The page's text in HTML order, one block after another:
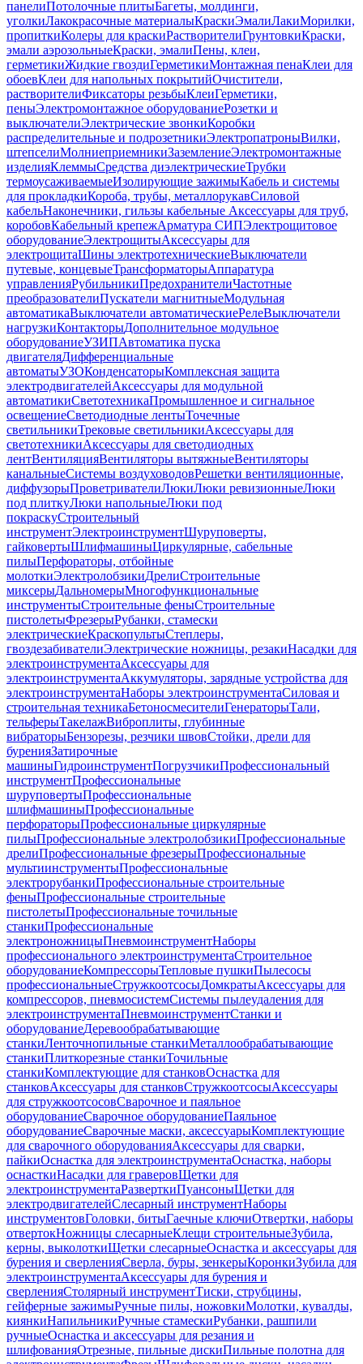
панелиПотолочные плитыБагеты, молдинги,
уголкиЛакокрасочные материалыКраскиЭмалиЛакиМорилки,
пропиткиКолеры для краскиРастворителиГрунтовкиКраски,
эмали аэрозольныеКраски, эмалиПены, клеи,
герметикиЖидкие гвоздиГерметикиМонтажная пенаКлеи для
обоевКлеи для напольных покрытийОчистители,
растворителиФиксаторы резьбыКлеиГерметики,
пеныЭлектромонтажное оборудованиеРозетки и
выключателиЭлектрические звонкиКоробки
распределительные и подрозетникиЭлектропатроныВилки,
штепселиМолниеприемникиЗаземлениеЭлектромонтажные
изделияКлеммыСредства диэлектрическиеТрубки
термоусаживаемыеИзолирующие зажимыКабель и системы
для прокладкиКороба, трубы, металлорукавСиловой
кабельНаконечники, гильзы кабельные Аксессуары для труб,
коробовКабельный крепежАрматура СИПЭлектрощитовое
оборудованиеЭлектрощитыАксессуары для
электрощитаШины электротехническиеВыключатели
путевые, концевыеТрансформаторыАппаратура
управленияРубильникиПредохранителиЧастотные
преобразователиПускатели магнитныеМодульная
автоматикаВыключатели автоматическиеРелеВыключатели
нагрузкиКонтакторыДополнительное модульное
оборудованиеУЗИПАвтоматика пуска
двигателяДифференциальные
автоматыУЗОКонденсаторыКомплексная защита
электродвигателейАксессуары для модульной
автоматикиСветотехникаПромышленное и сигнальное
освещениеСветодиодные лентыТочечные
светильникиТрековые светильникиАксессуары для
светотехникиАксессуары для светодиодных
лентВентиляцияВентиляторы вытяжныеВентиляторы
канальныеСистемы воздуховодовРешетки вентиляционные,
диффузорыПроветривателиЛюкиЛюки ревизионныеЛюки
под плиткуЛюки напольныеЛюки под
покраскуСтроительный
инструментЭлектроинструментШуруповерты,
гайковертыШлифмашиныЦиркулярные, сабельные
пилыПерфораторы, отбойные
молоткиЭлектролобзикиДрелиСтроительные
миксерыДальномерыМногофункциональные
инструментыСтроительные феныСтроительные
пистолетыФрезерыРубанки, стамески
электрическиеКраскопультыСтеплеры,
гвоздезабивателиЭлектрические ножницы, резакиНасадки для
электроинструментаАксессуары для
электроинструментаАккумуляторы, зарядные устройства для
электроинструментаНаборы электроинструментаСиловая и
строительная техникаБетоносмесителиГенераторыТали,
тельферыТакелажВиброплиты, глубинные
вибраторыБензорезы, резчики швовСтойки, дрели для
буренияЗатирочные
машиныГидроинструментПогрузчикиПрофессиональный
инструментПрофессиональные
шуруповертыПрофессиональные
шлифмашиныПрофессиональные
перфораторыПрофессиональные циркулярные
пилыПрофессиональные электролобзикиПрофессиональные
дрелиПрофессиональные фрезерыПрофессиональные
мультиинструментыПрофессиональные
электрорубанкиПрофессиональные строительные
феныПрофессиональные строительные
пистолетыПрофессиональные точильные
станкиПрофессиональные
электроножницыПневмоинструментНаборы
профессионального электроинструментаСтроительное
оборудованиеКомпрессорыТепловые пушкиПылесосы
профессиональныеСтружкоотсосыДомкратыАксессуары для
компрессоров, пневмосистемСистемы пылеудаления для
электроинструментаПневмоинструментСтанки и
оборудованиеДеревообрабатывающие
станкиЛенточнопильные станкиМеталлообрабатывающие
станкиПлиткорезные станкиТочильные
станкиКомплектующие для станковОснастка для
станковАксессуары для станковСтружкоотсосыАксессуары
для стружкоотсосовСварочное и паяльное
оборудованиеСварочное оборудованиеПаяльное
оборудованиеСварочные маски, аксессуарыКомплектующие
для сварочного оборудованияАксессуары для сварки,
пайкиОснастка для электроинструментаОснастка, наборы
оснасткиНасадки для граверовЩетки для
электроинструментаРазверткиПуансоныЩетки для
электродвигателейСлесарный инструментНаборы
инструментовГоловки, битыГаечные ключиОтвертки, наборы
отвертокНожницы слесарныеКлещи строительныеЗубила,
керны, выколоткиЩетки слесарныеОснастка и аксессуары для
бурения и сверленияСверла, буры, зенкерыКоронкиЗубила для
электроинструментаАксессуары для бурения и
сверленияСтолярный инструментТиски, струбцины,
гейферные зажимыРучные пилы, ножовкиМолотки, кувалды,
киянкиНапильникиРучные стамескиРубанки, рашпили
ручныеОснастка и аксессуары для резания и
шлифованияОтрезные, пильные дискиПильные полотна для